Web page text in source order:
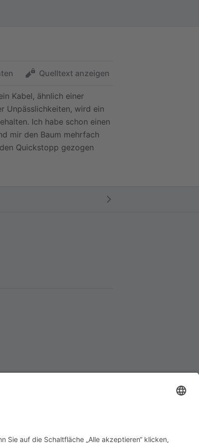
Quelltext anzeigen
Kabel, ähnlich einer
Unpässlichkeiten, wird ein
Ich habe schon einen
mir den Baum mehrfach
Quickstopp gezogen